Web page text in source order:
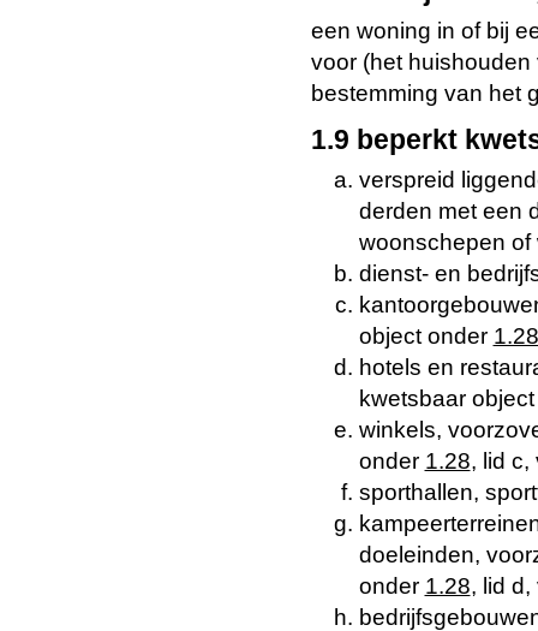
een woning in of bij
voor (het
bestemming van het
1.9 beperkt
verspreid
derden met een
woonschepen of
dienst- en
object onder 1.28
hotels en
kwetsbaar
winkels,
onder 1.28, lid c,
sporthallen,
doeleinden,
onder 1.28, lid d,